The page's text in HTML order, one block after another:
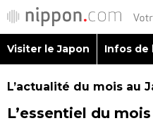
Visiter le Japon Infos de
L’actualité du mois au
L’essentiel du